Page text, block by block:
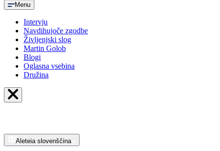
Menu
Intervju
Navdihujoče zgodbe
Življenjski slog
Martin Golob
Blogi
Oglasna vsebina
Družina
Aleteia slovenščina